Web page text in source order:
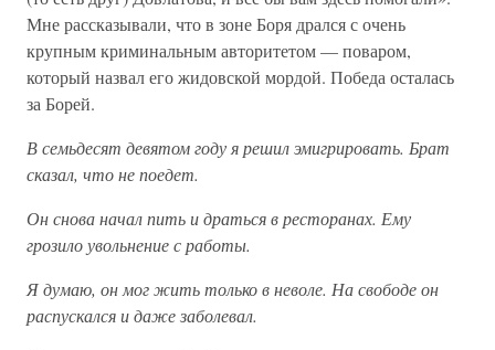
Мне рассказывали, что в зоне Боря дрался с очень
крупным криминальным авторитетом — поваром,
который назвал его жидовской мордой. Победа осталась
за Борей.
В семьдесят девятом году я решил эмигрировать. Брат
сказал, что не поедет.
Он снова начал пить и драться в ресторанах. Ему
грозило увольнение с работы.
Я думаю, он мог жить только в неволе. На свободе он
распускался и даже заболевал.